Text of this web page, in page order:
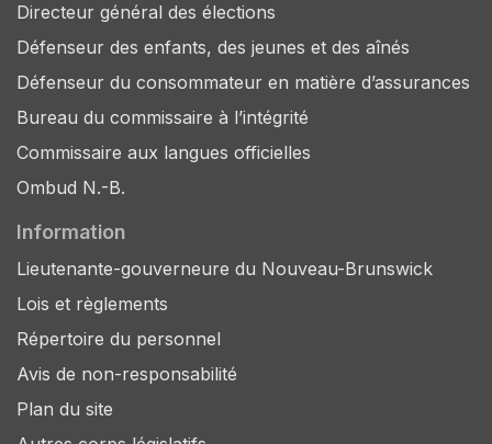
Directeur général des élections
Défenseur des enfants, des jeunes et des aînés
Défenseur du consommateur en matière d’assurances
Bureau du commissaire à l’intégrité
Commissaire aux langues officielles
Ombud N.-B.
Information
Lieutenante-gouverneure du Nouveau-Brunswick
Lois et règlements
Répertoire du personnel
Avis de non-responsabilité
Plan du site